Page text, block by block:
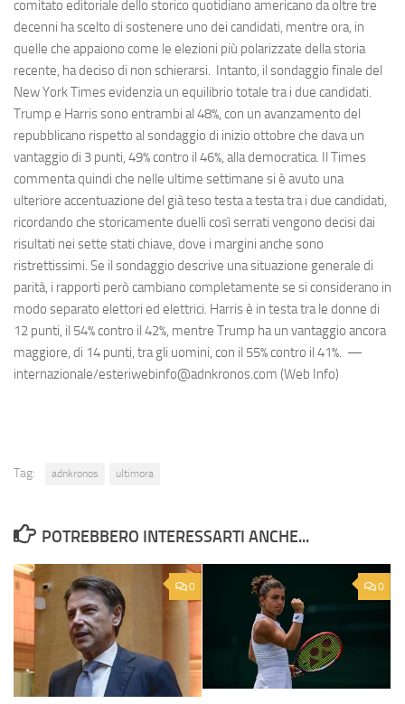
comitato editoriale dello storico quotidiano americano da oltre tre
decenni ha scelto di sostenere uno dei candidati, mentre ora, in
quelle che appaiono come le elezioni più polarizzate della storia
recente, ha deciso di non schierarsi. Intanto, il sondaggio finale del
New York Times evidenzia un equilibrio totale tra i due candidati.
Trump e Harris sono entrambi al 48%, con un avanzamento del
repubblicano rispetto al sondaggio di inizio ottobre che dava un
vantaggio di 3 punti, 49% contro il 46%, alla democratica. Il Times
commenta quindi che nelle ultime settimane si è avuto una
ulteriore accentuazione del già teso testa a testa tra i due candidati,
ricordando che storicamente duelli così serrati vengono decisi dai
risultati nei sette stati chiave, dove i margini anche sono
ristrettissimi. Se il sondaggio descrive una situazione generale di
parità, i rapporti però cambiano completamente se si considerano in
modo separato elettori ed elettrici. Harris è in testa tra le donne di
12 punti, il 54% contro il 42%, mentre Trump ha un vantaggio ancora
maggiore, di 14 punti, tra gli uomini, con il 55% contro il 41%. —
internazionale/esteriwebinfo@adnkronos.com (Web Info)
Tag: adnkronos ultimora
POTREBBERO INTERESSARTI ANCHE...
0 0